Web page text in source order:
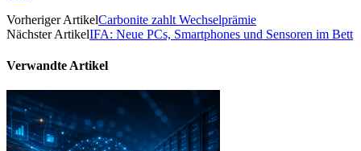
Vorheriger ArtikelCarbonite zahlt Wechselprämie
Nächster ArtikelIFA: Neue PCs, Smartphones und Sensoren im Bett
Verwandte Artikel